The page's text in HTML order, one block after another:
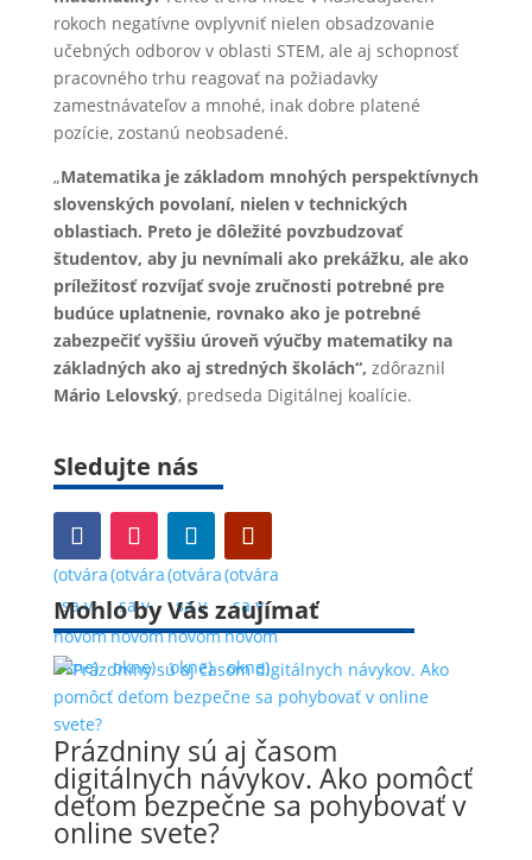
rokoch negatívne ovplyvniť nielen obsadzovanie
učebných odborov v oblasti STEM, ale aj schopnosť
pracovného trhu reagovať na požiadavky
zamestnávateľov a mnohé, inak dobre platené
pozície, zostanú neobsadené.
„Matematika je základom mnohých perspektívnych
slovenských povolaní, nielen v technických
oblastiach. Preto je dôležité povzbudzovať
študentov, aby ju nevnímali ako prekážku, ale ako
príležitosť rozvíjať svoje zručnosti potrebné pre
budúce uplatnenie, rovnako ako je potrebné
zabezpečiť vyššiu úroveň výučby matematiky na
základných ako aj stredných školách“, zdôraznil
Mário Lelovský, predseda Digitálnej koalície.
Sledujte nás
(otvára
sa v
novom
okne)
(otvára
sa v
novom
okne)
(otvára
sa v
novom
okne)
(otvára
sa v
novom
okne)
Mohlo by Vás zaujímať
Prázdniny sú aj časom
digitálnych návykov. Ako pomôcť
deťom bezpečne sa pohybovať v
online svete?